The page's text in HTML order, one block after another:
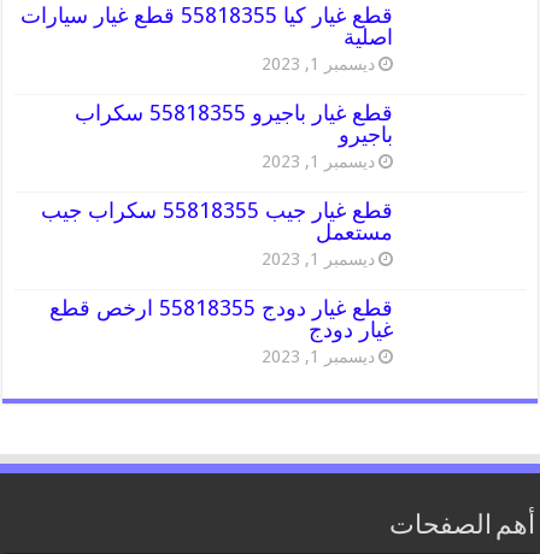
قطع غيار كيا 55818355 قطع غيار سيارات
اصلية
ديسمبر 1, 2023
قطع غيار باجيرو 55818355 سكراب
باجيرو
ديسمبر 1, 2023
قطع غيار جيب 55818355 سكراب جيب
مستعمل
ديسمبر 1, 2023
قطع غيار دودج 55818355 ارخص قطع
غيار دودج
ديسمبر 1, 2023
أهم الصفحات